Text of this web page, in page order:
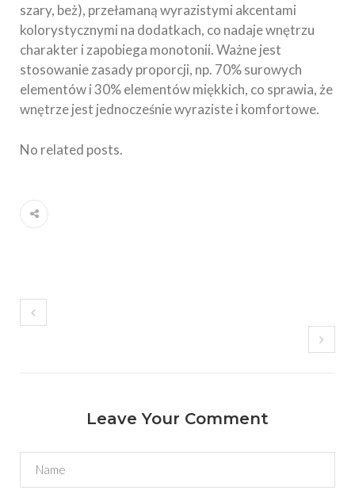
szary, beż), przełamaną wyrazistymi akcentami
kolorystycznymi na dodatkach, co nadaje wnętrzu
charakter i zapobiega monotonii. Ważne jest
stosowanie zasady proporcji, np. 70% surowych
elementów i 30% elementów miękkich, co sprawia, że
wnętrze jest jednocześnie wyraziste i komfortowe.
No related posts.
Leave Your Comment